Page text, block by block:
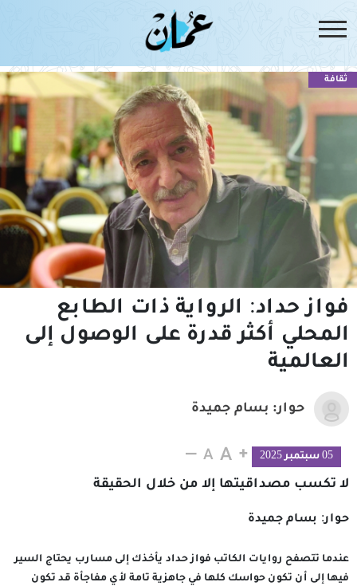
ثقافة
فواز حداد: الرواية ذات الطابع
المحلي أكثر قدرة على الوصول إلى
العالمية
حوار: بسام جميدة
05 سبتمبر 2025
لا تكسب مصداقيتها إلا من خلال الحقيقة
حوار: بسام جميدة
عندما تتصفح روايات الكاتب فواز حداد يأخذك إلى مسارب يحتاج السير
فيها إلى أن تكون حواسك كلها في جاهزية تامة لأي مفاجأة قد تكون